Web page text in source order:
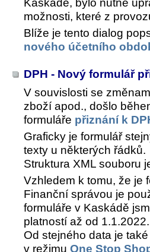
Kaskádě, bylo nutné
možnosti, které z
Blíže je tento dialog
nového účetního
DPH - Nový formulář
V souvislosti se
zboží apod., došlo
formuláře přiznání k
Graficky je formulář
texty u některých řádků.
Struktura XML souboru
Vzhledem k tomu, že je
Finanční správou je
formuláře v Kaskádě
platností až od 1.1.2022.
Od stejného data je
v režimu One Stop